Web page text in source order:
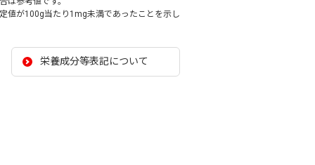
値が100g当たり1mg未満であったことを示し
栄養成分等表記について